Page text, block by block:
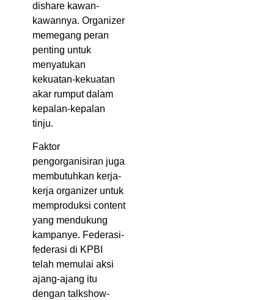
dishare kawan-
kawannya. Organizer
memegang peran
penting untuk
menyatukan
kekuatan-kekuatan
akar rumput dalam
kepalan-kepalan
tinju.
Faktor
pengorganisiran juga
membutuhkan kerja-
kerja organizer untuk
memproduksi content
yang mendukung
kampanye. Federasi-
federasi di KPBI
telah memulai aksi
ajang-ajang itu
dengan talkshow-